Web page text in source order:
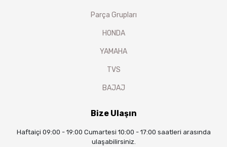
Parça Grupları
HONDA
YAMAHA
TVS
BAJAJ
Bize Ulaşın
Haftaiçi 09:00 - 19:00 Cumartesi 10:00 - 17:00 saatleri arasında
ulaşabilirsiniz.